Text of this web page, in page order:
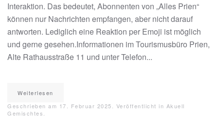
Interaktion. Das bedeutet, Abonnenten von „Alles Prien“
können nur Nachrichten empfangen, aber nicht darauf
antworten. Lediglich eine Reaktion per Emoji ist möglich
und gerne gesehen.Informationen im Tourismusbüro Prien,
Alte Rathausstraße 11 und unter Telefon...
Weiterlesen
Geschrieben am 17. Februar 2025 . Veröffentlicht in Akuell
Gemischtes